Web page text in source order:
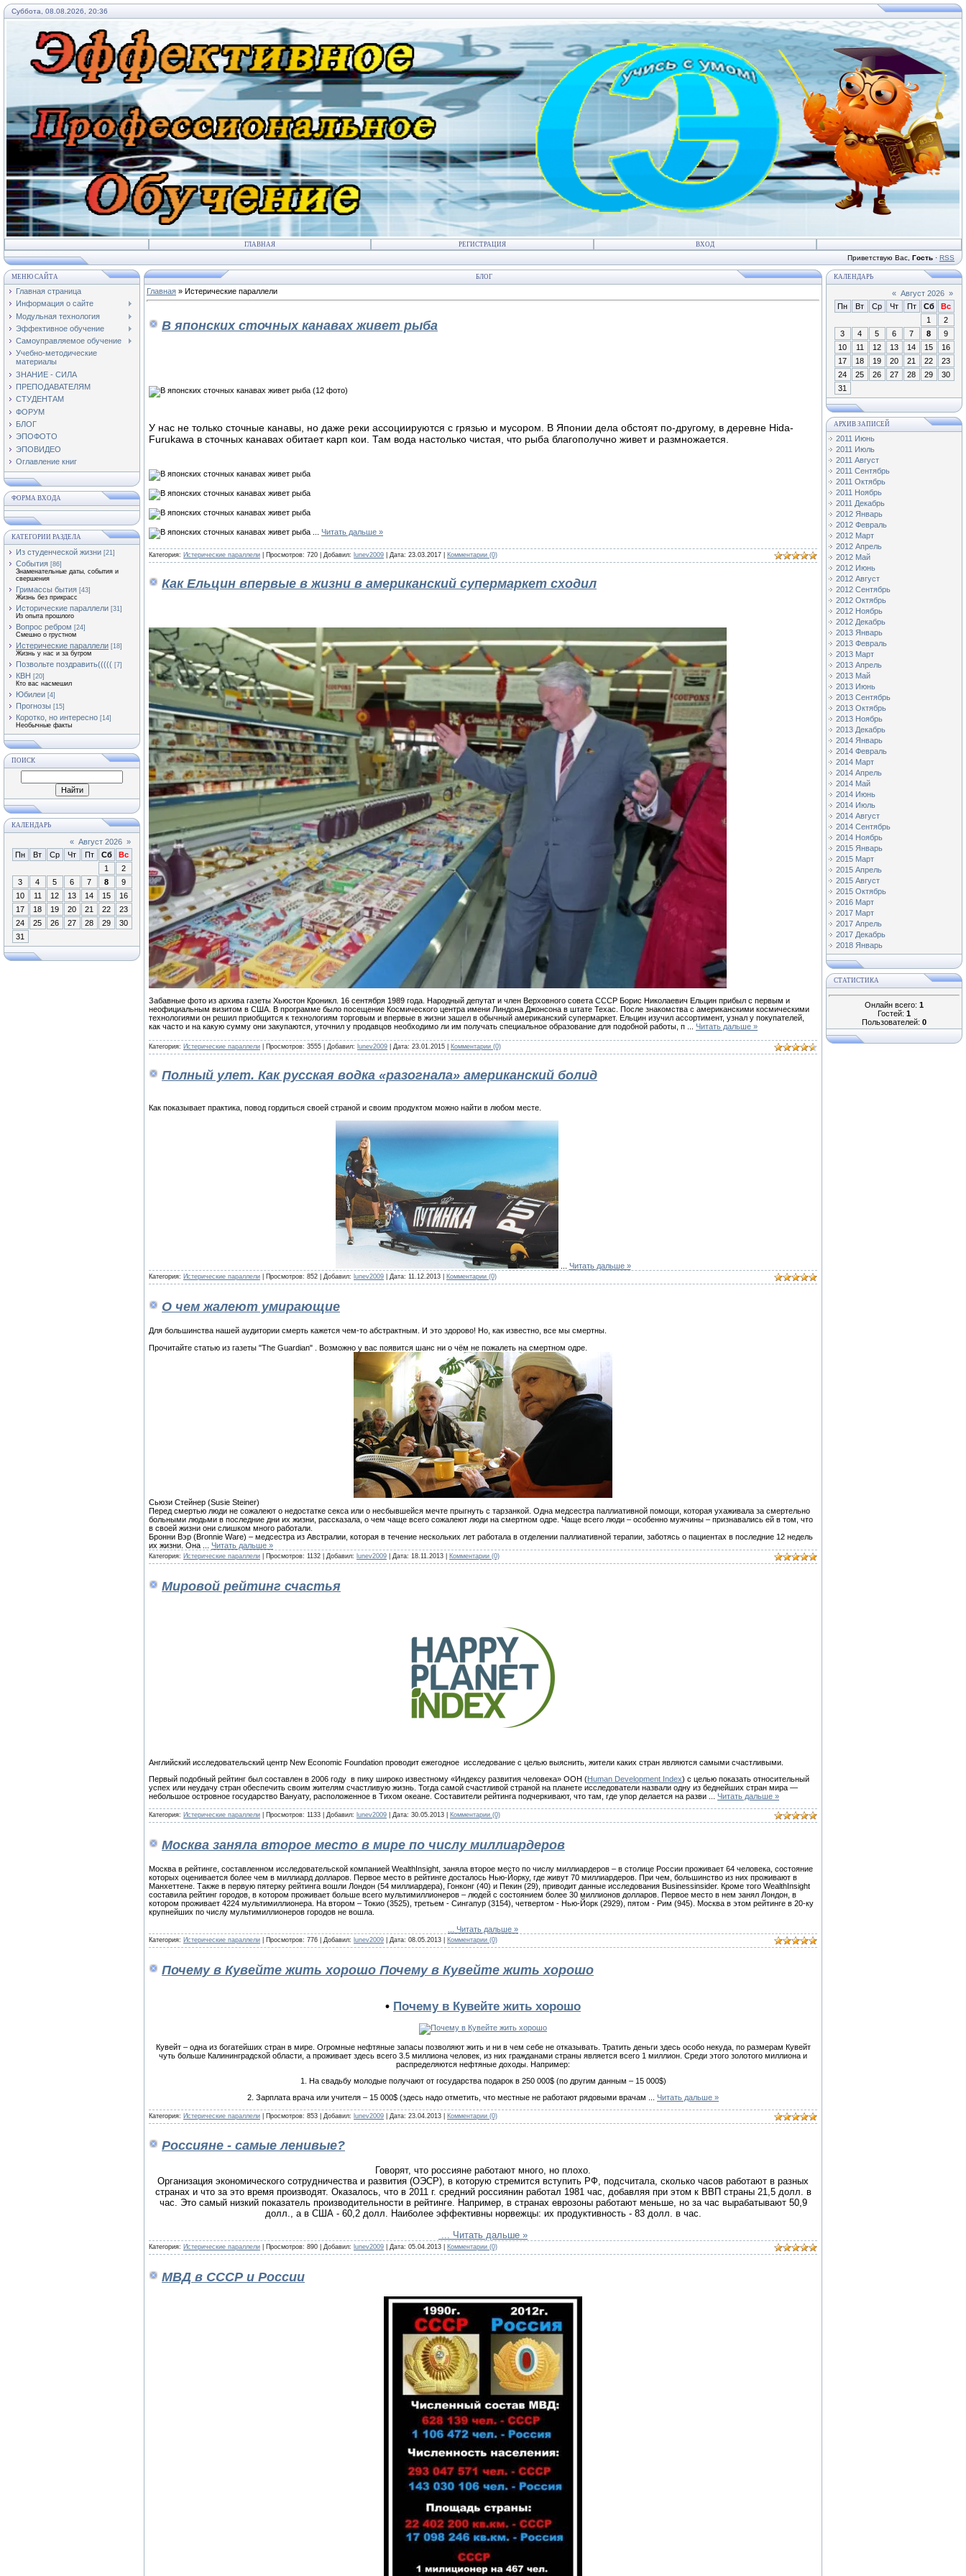
Суббота, 08.08.2026, 20:36
ГЛАВНАЯ РЕГИСТРАЦИЯ ВХОД
Приветствую Вас Гость · RSS
МЕНЮ САЙТА
Главная страница
Информация о сайте
Модульная технология
Эффективное обучение
Самоуправляемое обучение
Учебно-методические
материалы
ЗНАНИЕ - СИЛА
ПРЕПОДАВАТЕЛЯМ
СТУДЕНТАМ
ФОРУМ
БЛОГ
ЭПОФОТО
ЭПОВИДЕО
Оглавление книг
ФОРМА ВХОДА
КАТЕГОРИИ РАЗДЕЛА
Из студенческой жизни [21]
События [86]
Знаменательные даты, события и
свершения
Гримассы бытия [43]
Жизнь без прикрасс
Исторические параллели [31]
Из опыта прошлого
Вопрос ребром [24]
Смешно о грустном
Истерические параллели [18]
Жизнь у нас и за бугром
Позвольте поздравить((((( [7]
КВН [20]
Кто вас насмешил
Юбилеи [4]
Прогнозы [15]
Коротко, но интересно [14]
Необычные факты
ПОИСК
КАЛЕНДАРЬ
« Август 2026 »
Пн
Вт Ср Чт Пт Сб
Вс
1
2
3
4 5 6 7 8
9
10
11 12 13 14 15
16
17
18 19 20 21 22
23
24
25 26 27 28 29
30
31
БЛОГ
Главная » Истерические параллели
В японских сточных канавах живет рыба
У нас не только сточные канавы, но даже реки ассоциируются с грязью и мусором. В Японии дела обстоят по-другому, в деревне Hida-
Furukawa в сточных канавах обитает карп кои. Там вода настолько чистая, что рыба благополучно живет и размножается.
... Читать дальше »
Категория: Истерические параллели | Просмотров: 720 | Добавил: lunev2009 | Дата: 23.03.2017 Комментарии (0)
Как Ельцин впервые в жизни в американский супермаркет сходил
Забавные фото из архива газеты Хьюстон Кроникл. 16 сентября 1989 года. Народный депутат и член Верховного совета СССР Борис Николаевич Ельцин прибыл с первым и
неофициальным визитом в США. В программе было посещение Космического центра имени Линдона Джонсона в штате Техас. После знакомства с американскими космическими
технологиями он решил приобщится к технологиям торговым и впервые в жизни зашел в обычный американский супермаркет. Ельцин изучил ассортимент, узнал у покупателей,
как часто и на какую сумму они закупаются, уточнил у продавцов необходимо ли им получать специальное образование для подобной работы, п ... Читать дальше »
Категория: Истерические параллели | Просмотров: 3555 | Добавил: lunev2009 | Дата: 23.01.2015 Комментарии (0)
Полный улет. Как русская водка «разогнала» американский болид
Как показывает практика, повод гордиться своей страной и своим продуктом можно найти в любом месте.
... Читать дальше »
Категория: Истерические параллели | Просмотров: 852 | Добавил: lunev2009 | Дата: 11.12.2013 Комментарии (0)
О чем жалеют умирающие
Для большинства нашей аудитории смерть кажется чем-то абстрактным. И это здорово! Но, как известно, все мы смертны.
Прочитайте статью из газеты "The Guardian" . Возможно у вас появится шанс ни о чём не пожалеть на смертном одре.
Сьюзи Стейнер (Susie Steiner)
Перед смертью люди не сожалеют о недостатке секса или о несбывшейся мечте прыгнуть с тарзанкой. Одна медсестра паллиативной помощи, которая ухаживала за смертельно
больными людьми в последние дни их жизни, рассказала, о чем чаще всего сожалеют люди на смертном одре. Чаще всего люди – особенно мужчины – признавались ей в том, что
в своей жизни они слишком много работали.
Бронни Вэр (Bronnie Ware) – медсестра из Австралии, которая в течение нескольких лет работала в отделении паллиативной терапии, заботясь о пациентах в последние 12 недель
их жизни. Она ... Читать дальше »
Категория: Истерические параллели | Просмотров: 1132 | Добавил: lunev2009 | Дата: 18.11.2013 Комментарии (0)
Мировой рейтинг счастья
Английский исследовательский центр New Economic Foundation проводит ежегодное исследование с целью выяснить, жители каких стран являются самыми счастливыми.
Первый подобный рейтинг был составлен в 2006 году в пику широко известному «Индексу развития человека» ООН (Human Development Index) с целью показать относительный
успех или неудачу стран обеспечить своим жителям счастливую жизнь. Тогда самой счастливой страной на планете исследователи назвали одну из беднейших стран мира —
небольшое островное государство Вануату, расположенное в Тихом океане. Составители рейтинга подчеркивают, что там, где упор делается на разви ... Читать дальше »
Категория: Истерические параллели | Просмотров: 1133 | Добавил: lunev2009 | Дата: 30.05.2013 Комментарии (0)
Москва заняла второе место в мире по числу миллиардеров
Москва в рейтинге, составленном исследовательской компанией WealthInsight, заняла второе место по числу миллиардеров – в столице России проживает 64 человека, состояние
которых оценивается более чем в миллиард долларов. Первое место в рейтинге досталось Нью-Йорку, где живут 70 миллиардеров. При чем, большинство из них проживают в
Манхеттене. Также в первую пятерку рейтинга вошли Лондон (54 миллиардера), Гонконг (40) и Пекин (29), приводит данные исследования Businessinsider. Кроме того WealthInsight
составила рейтинг городов, в котором проживает больше всего мультимиллионеров – людей с состоянием более 30 миллионов долларов. Первое место в нем занял Лондон, в
котором проживает 4224 мультимиллионера. На втором – Токио (3525), третьем - Сингапур (3154), четвертом - Нью-Йорк (2929), пятом - Рим (945). Москва в этом рейтинге в 20-ку
крупнейших по числу мультимиллионеров городов не вошла.
... Читать дальше »
Категория: Истерические параллели | Просмотров: 776 | Добавил: lunev2009 | Дата: 08.05.2013 Комментарии (0)
Почему в Кувейте жить хорошо Почему в Кувейте жить хорошо
• Почему в Кувейте жить хорошо
Кувейт – одна из богатейших стран в мире. Огромные нефтяные запасы позволяют жить и ни в чем себе не отказывать. Тратить деньги здесь особо некуда, по размерам Кувейт
чуть больше Калининградской области, а проживает здесь всего 3.5 миллиона человек, из них гражданами страны является всего 1 миллион. Среди этого золотого миллиона и
распределяются нефтяные доходы. Например:
1. На свадьбу молодые получают от государства подарок в 250 000$ (по другим данным – 15 000$)
2. Зарплата врача или учителя – 15 000$ (здесь надо отметить, что местные не работают рядовыми врачам
Читать дальше »
Категория: Истерические параллели | Просмотров: 853 | Добавил: lunev2009 | Дата: 23.04.2013 Комментарии (0)
Россияне - самые ленивые?
Говорят, что россияне работают много, но плохо.
Организация экономического сотрудничества и развития (ОЭСР), в которую стремится вступить РФ, подсчитала, сколько часов работают в разных
странах и что за это время производят. Оказалось, что в 2011 г. средний россиянин работал 1981 час, добавляя при этом к ВВП страны 21,5 долл. в
час. Это самый низкий показатель производительности в рейтинге. Например, в странах еврозоны работают меньше, но за час вырабатывают 50,9
долл., а в США - 60,2 долл. Наиболее эффективны норвежцы: их продуктивность - 83 долл. в час.
... Читать дальше »
Категория: Истерические параллели | Просмотров: 890 | Добавил: lunev2009 | Дата: 05.04.2013 Комментарии (0)
МВД в СССР и России
КАЛЕНДАРЬ
« Август 2026 »
Пн
Вт Ср Чт Пт Сб
Вс
1
2
3
4 5 6 7 8
9
10
11 12 13 14 15
16
17
18 19 20 21 22
23
24
25 26 27 28 29
30
31
АРХИВ ЗАПИСЕЙ
2011 Июнь
2011 Июль
2011 Август
2011 Сентябрь
2011 Октябрь
2011 Ноябрь
2011 Декабрь
2012 Январь
2012 Февраль
2012 Март
2012 Апрель
2012 Май
2012 Июнь
2012 Август
2012 Сентябрь
2012 Октябрь
2012 Ноябрь
2012 Декабрь
2013 Январь
2013 Февраль
2013 Март
2013 Апрель
2013 Май
2013 Июнь
2013 Сентябрь
2013 Октябрь
2013 Ноябрь
2013 Декабрь
2014 Январь
2014 Февраль
2014 Март
2014 Апрель
2014 Май
2014 Июнь
2014 Июль
2014 Август
2014 Сентябрь
2014 Ноябрь
2015 Январь
2015 Март
2015 Апрель
2015 Август
2015 Октябрь
2016 Март
2017 Март
2017 Апрель
2017 Декабрь
2018 Январь
СТАТИСТИКА
Онлайн всего: 1
Гостей: 1
Пользователей: 0